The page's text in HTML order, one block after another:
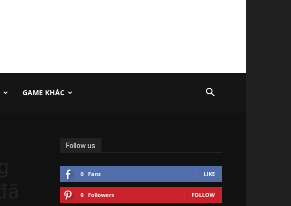
GAME KHÁC
Follow us
0 Fans LIKE
0 Followers FOLLOW